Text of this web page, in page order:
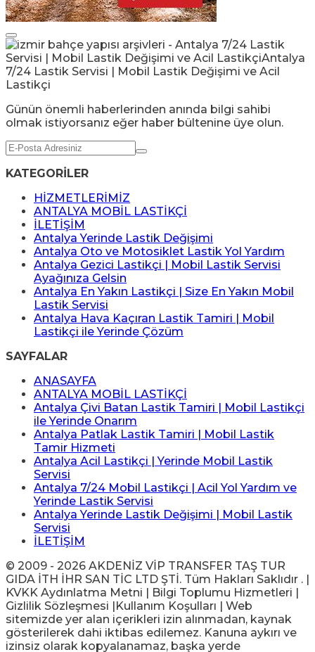
Günün önemli haberlerinden anında bilgi sahibi
olmak istiyorsanız eğer haber bültenine üye olun.
KATEGORİLER
HİZMETLERİMİZ
ANTALYA MOBİL LASTİKÇİ
İLETİŞİM
Antalya Yerinde Lastik Değişimi
Antalya Oto ve Motosiklet Lastik Yol Yardım
Antalya Gezici Lastikçi | Mobil Lastik Servisi
Ayağınıza Gelsin
Antalya En Yakın Lastikçi | Size En Yakın Mobil
Lastik Servisi
Antalya Hava Kaçıran Lastik Tamiri | Mobil
Lastikçi ile Yerinde Çözüm
SAYFALAR
ANASAYFA
ANTALYA MOBİL LASTİKÇİ
Antalya Çivi Batan Lastik Tamiri | Mobil Lastikçi
ile Yerinde Onarım
Antalya Patlak Lastik Tamiri | Mobil Lastik
Tamir Hizmeti
Antalya Acil Lastikçi | Yerinde Mobil Lastik
Servisi
Antalya 7/24 Mobil Lastikçi | Acil Yol Yardım ve
Yerinde Lastik Servisi
Antalya Yerinde Lastik Değişimi | Mobil Lastik
Servisi
İLETİŞİM
© 2009 - 2026 AKDENİZ VİP TRANSFER TAŞ TUR
GIDA İTH İHR SAN TİC LTD ŞTİ. Tüm Hakları Saklıdır . |
KVKK Aydınlatma Metni | Bilgi Toplumu Hizmetleri |
Gizlilik Sözleşmesi |Kullanım Koşulları | Web
sitemizde yer alan içerikleri izin alınmadan, kaynak
gösterilerek dahi iktibas edilemez. Kanuna aykırı ve
izinsiz olarak kopyalanamaz, başka yerde